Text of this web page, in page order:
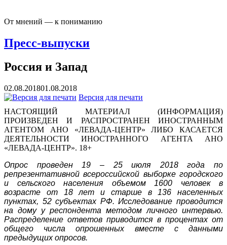
От мнений — к пониманию
Пресс-выпуски
Россия и Запад
02.08.201801.08.2018
Версия для печати
НАСТОЯЩИЙ МАТЕРИАЛ (ИНФОРМАЦИЯ)
ПРОИЗВЕДЕН И РАСПРОСТРАНЕН ИНОСТРАННЫМ
АГЕНТОМ АНО «ЛЕВАДА-ЦЕНТР» ЛИБО КАСАЕТСЯ
ДЕЯТЕЛЬНОСТИ ИНОСТРАННОГО АГЕНТА АНО
«ЛЕВАДА-ЦЕНТР». 18+
Опрос проведен 19 – 25 июля 2018 года по
репрезентативной всероссийской выборке городского
и сельского населения объемом 1600 человек в
возрасте от 18 лет и старше в 136 населенных
пунктах, 52 субъектах РФ. Исследование проводится
на дому у респондента методом личного интервью.
Распределение ответов приводится в процентах от
общего числа опрошенных вместе с данными
предыдущих опросов.